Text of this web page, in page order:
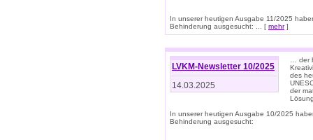
In unserer heutigen Ausgabe 11/2025
Behinderung ausgesucht: ... [ mehr]
LVKM-Newsletter 10/2025
14.03.2025
… der
des
der
In unserer heutigen Ausgabe 10/2025
Behinderung ausgesucht: